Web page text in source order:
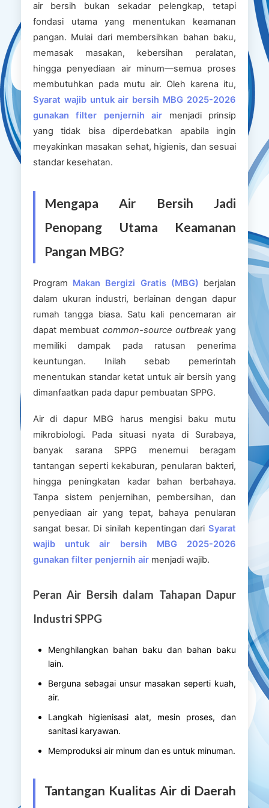
air bersih bukan sekadar pelengkap, tetapi
fondasi utama yang menentukan keamanan
pangan. Mulai dari membersihkan bahan baku,
memasak masakan, kebersihan peralatan,
hingga penyediaan air minum—semua proses
membutuhkan pada mutu air. Oleh karena itu,
Syarat wajib untuk air bersih MBG 2025-2026
gunakan filter penjernih air menjadi prinsip
yang tidak bisa diperdebatkan apabila ingin
meyakinkan masakan sehat, higienis, dan sesuai
standar kesehatan.
Mengapa Air Bersih Jadi
Penopang Utama Keamanan
Pangan MBG?
Program Makan Bergizi Gratis (MBG) berjalan
dalam ukuran industri, berlainan dengan dapur
rumah tangga biasa. Satu kali pencemaran air
dapat membuat common-source outbreakyang
memiliki dampak pada ratusan penerima
keuntungan. Inilah sebab pemerintah
menentukan standar ketat untuk air bersih yang
dimanfaatkan pada dapur pembuatan SPPG.
Air di dapur MBG harus mengisi baku mutu
mikrobiologi. Pada situasi nyata di Surabaya,
banyak sarana SPPG menemui beragam
tantangan seperti kekaburan, penularan bakteri,
hingga peningkatan kadar bahan berbahaya.
Tanpa sistem penjernihan, pembersihan, dan
penyediaan air yang tepat, bahaya penularan
sangat besar. Di sinilah kepentingan dari Syarat
wajib untuk air bersih MBG 2025-2026
gunakan filter penjernih air menjadi wajib.
Peran Air Bersih dalam Tahapan Dapur
Industri SPPG
Menghilangkan bahan baku dan bahan baku
lain.
Berguna sebagai unsur masakan seperti kuah,
air.
Langkah higienisasi alat, mesin proses, dan
sanitasi karyawan.
Memproduksi air minum dan es untuk minuman.
Tantangan Kualitas Air di Daerah